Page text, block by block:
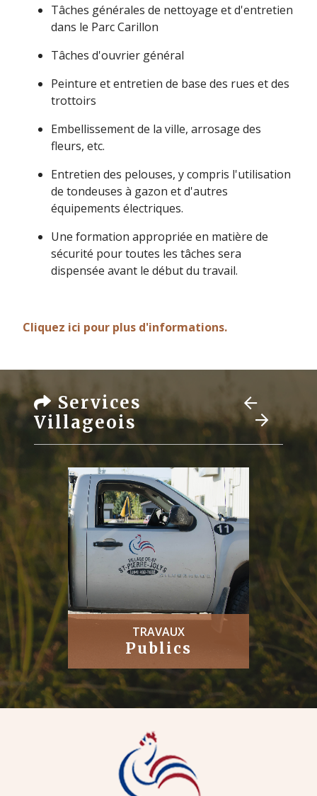
Tâches générales de nettoyage et d'entretien
dans le Parc Carillon
Tâches d'ouvrier général
Peinture et entretien de base des rues et des
trottoirs
Embellissement de la ville, arrosage des
fleurs, etc.
Entretien des pelouses, y compris l'utilisation
de tondeuses à gazon et d'autres
équipements électriques.
Une formation appropriée en matière de
sécurité pour toutes les tâches sera
dispensée avant le début du travail.
Cliquez ici pour plus d'informations.
Services
Villageois
TRAVAUX
Publics